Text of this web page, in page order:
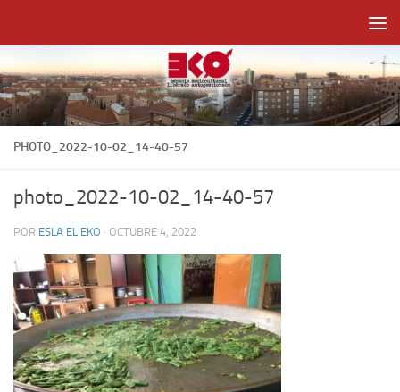
PHOTO_2022-10-02_14-40-57
photo_2022-10-02_14-40-57
POR ESLA EL EKO · OCTUBRE 4, 2022